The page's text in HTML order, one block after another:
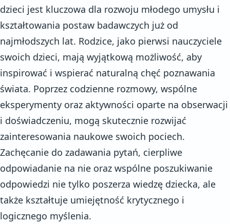
dzieci jest kluczowa dla rozwoju młodego umysłu i
kształtowania postaw badawczych już od
najmłodszych lat. Rodzice, jako pierwsi nauczyciele
swoich dzieci, mają wyjątkową możliwość, aby
inspirować i wspierać naturalną chęć poznawania
świata. Poprzez codzienne rozmowy, wspólne
eksperymenty oraz aktywności oparte na obserwacji
i doświadczeniu, mogą skutecznie rozwijać
zainteresowania naukowe swoich pociech.
Zachęcanie do zadawania pytań, cierpliwe
odpowiadanie na nie oraz wspólne poszukiwanie
odpowiedzi nie tylko poszerza wiedzę dziecka, ale
także kształtuje umiejętność krytycznego i
logicznego myślenia.